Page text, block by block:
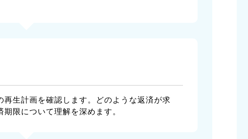
生計画を確認します。どのような返済が求
限について理解を深めます。